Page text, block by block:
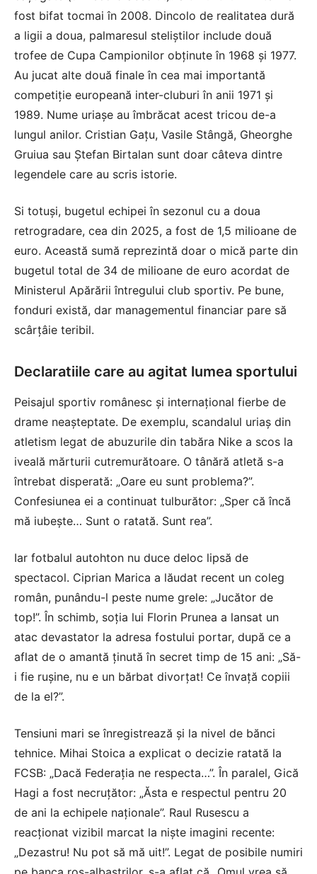
fost bifat tocmai în 2008. Dincolo de realitatea dură
a ligii a doua, palmaresul steliștilor include două
trofee de Cupa Campionilor obținute în 1968 și 1977.
Au jucat alte două finale în cea mai importantă
competiție europeană inter-cluburi în anii 1971 și
1989. Nume uriașe au îmbrăcat acest tricou de-a
lungul anilor. Cristian Gațu, Vasile Stângă, Gheorghe
Gruiua sau Ștefan Birtalan sunt doar câteva dintre
legendele care au scris istorie.
Si totuși, bugetul echipei în sezonul cu a doua
retrogradare, cea din 2025, a fost de 1,5 milioane de
euro. Această sumă reprezintă doar o mică parte din
bugetul total de 34 de milioane de euro acordat de
Ministerul Apărării întregului club sportiv. Pe bune,
fonduri există, dar managementul financiar pare să
scârțâie teribil.
Declaratiile care au agitat lumea sportului
Peisajul sportiv românesc și internațional fierbe de
drame neașteptate. De exemplu, scandalul uriaș din
atletism legat de abuzurile din tabăra Nike a scos la
iveală mărturii cutremurătoare. O tânără atletă s-a
întrebat disperată: „Oare eu sunt problema?”.
Confesiunea ei a continuat tulburător: „Sper că încă
mă iubește… Sunt o ratată. Sunt rea”.
Iar fotbalul autohton nu duce deloc lipsă de
spectacol. Ciprian Marica a lăudat recent un coleg
român, punându-l peste nume grele: „Jucător de
top!”. În schimb, soția lui Florin Prunea a lansat un
atac devastator la adresa fostului portar, după ce a
aflat de o amantă ținută în secret timp de 15 ani: „Să-
i fie rușine, nu e un bărbat divorțat! Ce învață copiii
de la el?”.
Tensiuni mari se înregistrează și la nivel de bănci
tehnice. Mihai Stoica a explicat o decizie ratată la
FCSB: „Dacă Federația ne respecta…”. În paralel, Gică
Hagi a fost necruțător: „Ăsta e respectul pentru 20
de ani la echipele naționale”. Raul Rusescu a
reacționat vizibil marcat la niște imagini recente:
„Dezastru! Nu pot să mă uit!”. Legat de posibile numiri